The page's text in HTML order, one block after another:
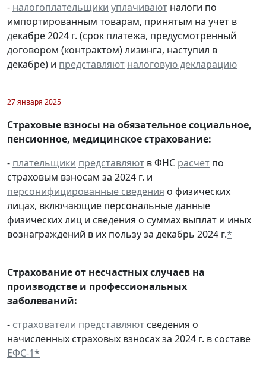
- налогоплательщики уплачивают налоги по
импортированным товарам, принятым на учет в
декабре 2024 г. (срок платежа, предусмотренный
договором (контрактом) лизинга, наступил в
декабре) и представляют налоговую декларацию
27 января 2025
Страховые взносы на обязательное социальное,
пенсионное, медицинское страхование:
- плательщики представляют в ФНС расчет по
страховым взносам за 2024 г. и
персонифицированные сведения о физических
лицах, включающие персональные данные
физических лиц и сведения о суммах выплат и иных
вознаграждений в их пользу за декабрь 2024 г.*
Страхование от несчастных случаев на
производстве и профессиональных
заболеваний:
- страхователи представляют сведения о
начисленных страховых взносах за 2024 г. в составе
ЕФС-1*